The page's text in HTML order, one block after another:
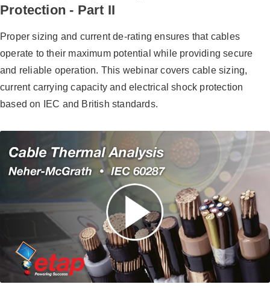
Protection - Part II
Proper sizing and current de-rating ensures that cables
operate to their maximum potential while providing secure
and reliable operation. This webinar covers cable sizing,
current carrying capacity and electrical shock protection
based on IEC and British standards.